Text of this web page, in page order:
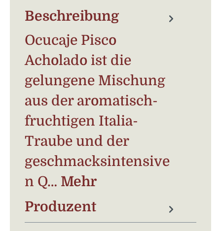
Beschreibung
Ocucaje Pisco
Acholado ist die
gelungene Mischung
aus der aromatisch-
fruchtigen Italia-
Traube und der
geschmacksintensive
n Q… Mehr
Produzent